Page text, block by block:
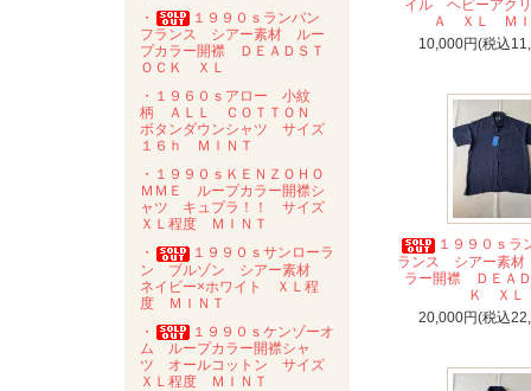
・
１９９０ｓランバン
フランス シアー素材 ルー
プカラー開襟 ＤＥＡＤＳＴ
ＯＣＫ ＸＬ
・１９６０ｓアロー 小紋
柄 ＡＬＬ ＣＯＴＴＯＮ
ボタンダウンシャツ サイズ
１６ｈ ＭＩＮＴ
・１９９０ｓＫＥＮＺＯＨＯ
ＭＭＥ ループカラー開襟シ
ャツ キュプラ！！ サイズ
ＸＬ程度 ＭＩＮＴ
・
１９９０ｓサンローラ
ン ブルゾン シアー素材
ネイビー×ホワイト ＸＬ程
度 ＭＩＮＴ
・
１９９０ｓケンゾーオ
ム ループカラー開襟シャ
ツ オールコットン サイズ
ＸＬ程度 ＭＩＮＴ
イル ヘビーアク
Ａ ＸＬ ＭＩ
10,000円(税込
１９９０ｓ
ランス シアー素
ラー開襟 ＤＥＡ
Ｋ ＸＬ
20,000円(税込